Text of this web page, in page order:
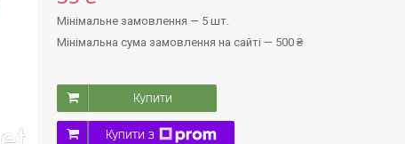
Мінімальне замовлення — 5 шт.
Мінімальна сума замовлення на сайті — 500 ₴
Купити
Купити з